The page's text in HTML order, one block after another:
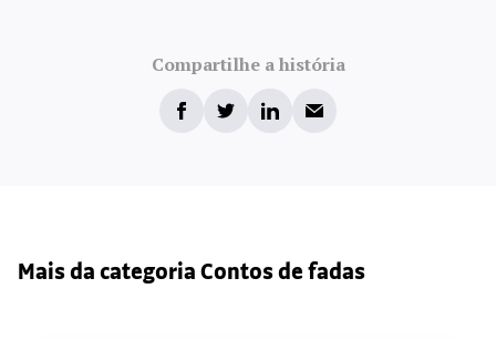
Compartilhe a história
Mais da categoria Contos de fadas